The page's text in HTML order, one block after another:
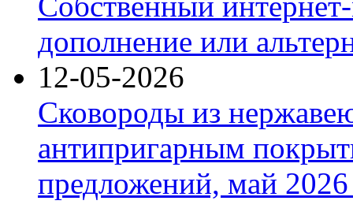
дополнение или
12-05-2026
Сковороды из
антипригарным
предложений, май 2026